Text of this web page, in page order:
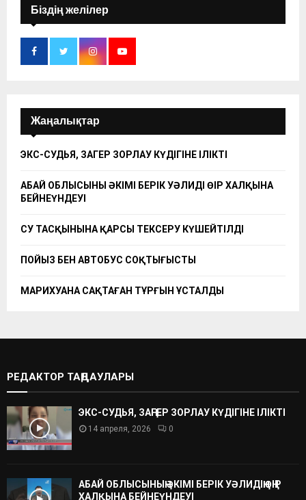
Біздің желілер
Жаңалықтар
ЭКС-СУДЬЯ, ЗАҢГЕР ЗОРЛАУ КҮДІГІНЕ ІЛІКТІ
АБАЙ ОБЛЫСЫНЫҢ ӘКІМІ БЕРІК УӘЛИДІҢ ӨҢІР ХАЛҚЫНА
БЕЙНЕҮНДЕУІ
СУ ТАСҚЫНЫНА ҚАРСЫ ТЕКСЕРУ КҮШЕЙТІЛДІ
ПОЙЫЗ БЕН АВТОБУС СОҚТЫҒЫСТЫ
МАРИХУАНА САҚТАҒАН ТҰРҒЫН ҰСТАЛДЫ
РЕДАКТОР ТАҢДАУЛАРЫ
ЭКС-СУДЬЯ, ЗАҢГЕР ЗОРЛАУ КҮДІГІНЕ ІЛІКТІ
14 апреля, 2026 0
АБАЙ ОБЛЫСЫНЫҢ ӘКІМІ БЕРІК УӘЛИДІҢ ӨҢІР
ХАЛҚЫНА БЕЙНЕҮНДЕУІ